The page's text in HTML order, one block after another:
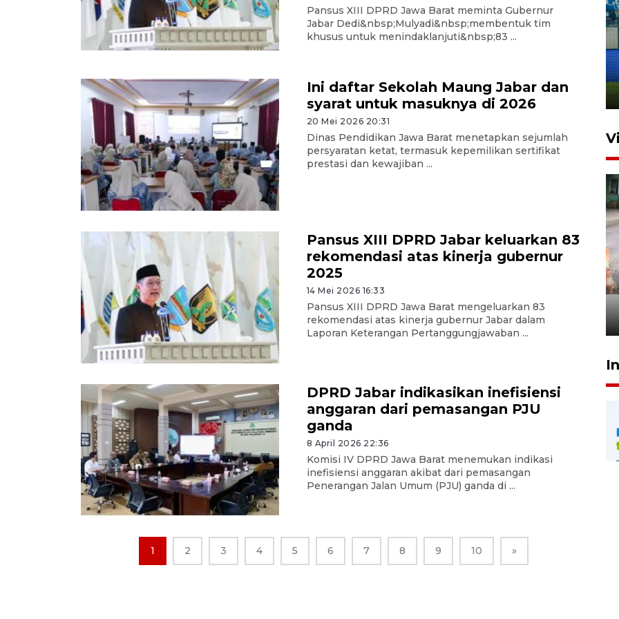
Pansus XIII DPRD Jawa Barat meminta Gubernur
Jabar Dedi&nbsp;Mulyadi&nbsp;membentuk tim
khusus untuk menindaklanjuti&nbsp;83 ...
Ini daftar Sekolah Maung Jabar dan
syarat untuk masuknya di 2026
20 Mei 2026 20:31
Dinas Pendidikan Jawa Barat menetapkan sejumlah
persyaratan ketat, termasuk kepemilikan sertifikat
prestasi dan kewajiban ...
Pansus XIII DPRD Jabar keluarkan 83
rekomendasi atas kinerja gubernur
2025
14 Mei 2026 16:33
Pansus XIII DPRD Jawa Barat mengeluarkan 83
rekomendasi atas kinerja gubernur Jabar dalam
Laporan Keterangan Pertanggungjawaban ...
DPRD Jabar indikasikan inefisiensi
anggaran dari pemasangan PJU
ganda
8 April 2026 22:36
Komisi IV DPRD Jawa Barat menemukan indikasi
inefisiensi anggaran akibat dari pemasangan
Penerangan Jalan Umum (PJU) ganda di ...
1 2 3 4 5 6 7 8 9 10 »
Penutupan latihan bela negara
31 Juli 2026 18:01
Pigai: Penangkapan begal
tetap kewenangan aparat
penegak hukum
29 Juli 2026 00:31